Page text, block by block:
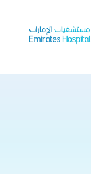
content